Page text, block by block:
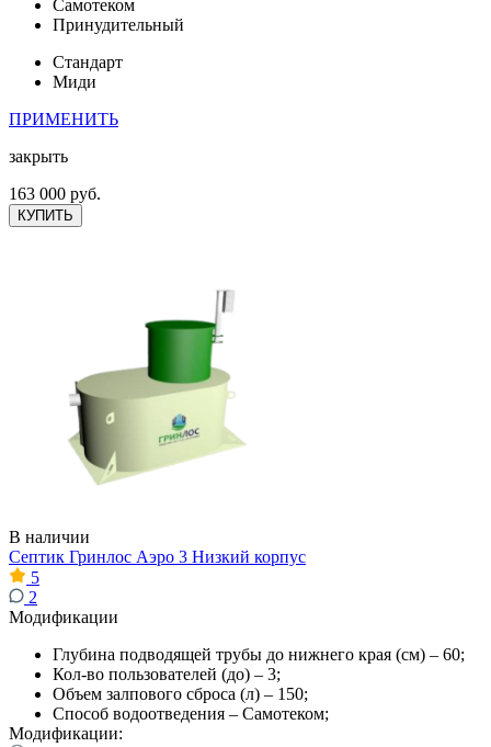
Самотеком
Принудительный
Стандарт
Миди
ПРИМЕНИТЬ
закрыть
163 000 руб.
КУПИТЬ
В наличии
Септик Гринлос Аэро 3 Низкий корпус
5
2
Модификации
Глубина подводящей трубы до нижнего края (см) – 60;
Кол-во пользователей (до) – 3;
Объем залпового сброса (л) – 150;
Способ водоотведения – Самотеком;
Модификации: